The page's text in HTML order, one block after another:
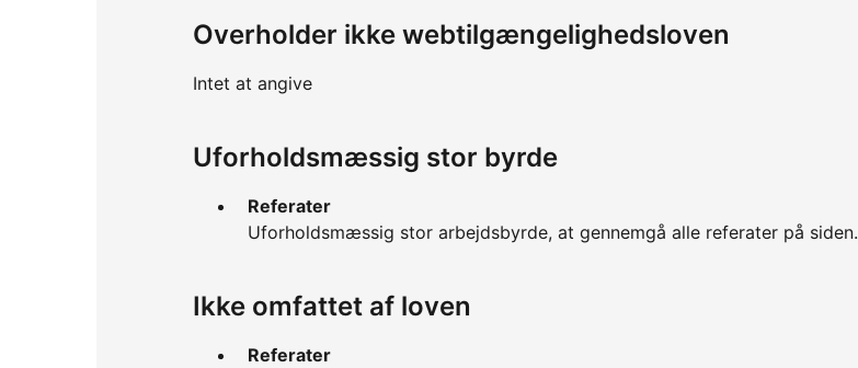
Overholder ikke webtilgængelighedsloven
Intet at angive
Uforholdsmæssig stor byrde
Referater
Uforholdsmæssig stor arbejdsbyrde, at gennemgå alle referater på siden.
Ikke omfattet af loven
Referater